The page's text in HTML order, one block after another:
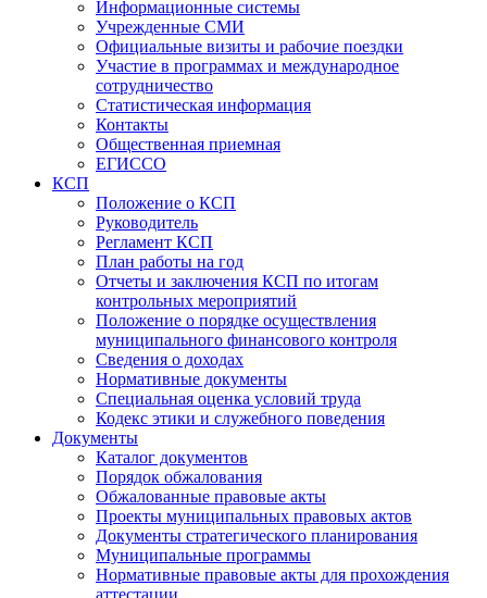
Информационные системы
Учрежденные СМИ
Официальные визиты и рабочие поездки
Участие в программах и международное
сотрудничество
Статистическая информация
Контакты
Общественная приемная
ЕГИССО
КСП
Положение о КСП
Руководитель
Регламент КСП
План работы на год
Отчеты и заключения КСП по итогам
контрольных мероприятий
Положение о порядке осуществления
муниципального финансового контроля
Сведения о доходах
Нормативные документы
Специальная оценка условий труда
Кодекс этики и служебного поведения
Документы
Каталог документов
Порядок обжалования
Обжалованные правовые акты
Проекты муниципальных правовых актов
Документы стратегического планирования
Муниципальные программы
Нормативные правовые акты для прохождения
аттестации